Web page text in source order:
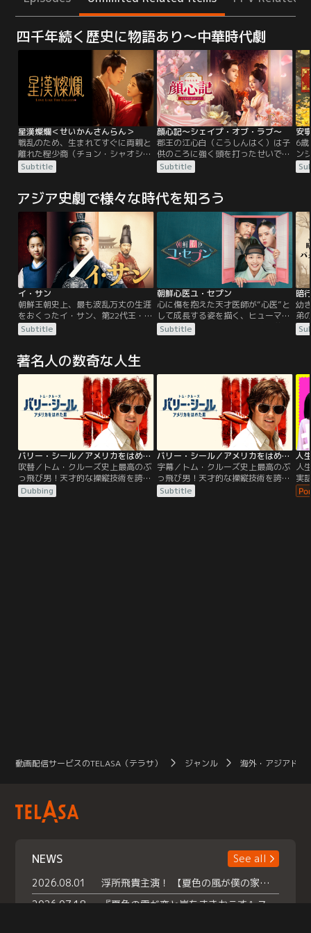
四千年続く歴史に物語あり～中華時代劇
星漢燦爛＜せいかんさんらん＞
戦乱のため、生まれてすぐに両親と
離れた程少商（チョン・シャオシャ
ン）は、母を嫌う祖母と叔母に育て
られ、まともな食事も教育も与えら
の両親が帰還すると聞いた祖母と叔
母は、慌てて程少商を田舎から呼び
戻す。その道中で、賊を追っている
という凌不疑（リン・ブーイー）に
出会った程少商は、その場の機転で
賊の居場所を凌不疑に知らせる。
Subtitle
顔心記～シェイプ・オブ・ラブ～
郡王の江心白（こうしんはく）は子
供のころに強く頭を打ったせいで失
顔症になってしまった。成人して現
在は捕り手の大総捕となった心白
になった原因の薬でもあり毒でもあ
る禁制の“癸草（きそう）”の撲滅に
執念を燃やしていた。そんな中、癸
草の捜査のために赴いた河蛮（かば
ん）の地で、とある事件をきっかけ
に、心白は流しの女性医者・顔南星
（がんなんせい）と知り合う。しか
し、顔南星には人に言えない秘密が
あった。彼女は月経がくると勝手に
老若男女を問わず他人に変身してし
まうのだった。＜失顔症＞と＜変身
能力＞という人には言えない秘密を
抱えた2人は、3度結ばれる数奇な運
Subtitle
安
6
ン
（
任
き
を
女
羅
慎
侍
も
才
の
て
アジア史劇で様々な時代を知ろう
イ・サン
朝鮮王朝史上、最も波乱万丈の生涯
をおくったイ・サン、第22代王・正
祖（チョンジョ）の半生を描くドラ
マ。サンが11歳のとき、王位継承者
されてしまう。父を救えなかった無
念、また最後に父が残した「聖君に
なれ」という言葉を胸に抱き、王位
継承者となったサン。父を陥れた黒
幕とその一派の企てにより…。
Subtitle
朝鮮心医ユ・セプン
心に傷を抱えた天才医師が“心医”と
して成長する姿を描く、ヒューマン
ラブロマンス時代劇！内医院の首席
鍼医ユ・セヨプは、吏曹判書を父に
を死なせてしまう。陰謀を疑い息子
を救おうとしていた父も殺され、セ
ヨプは都を追われることに。絶望の
淵に立たされたセヨプだったが、県
令の娘ソ・ウヌの言葉に救われるの
だった。その後、偶然にも命を絶と
うとするウヌに出くわす。しかし、
王宮でのトラウマによって刺鍼でき
ないセヨプは、ケス医院のケ・ジハ
ンのもとにウヌを連れていく。ジハ
ンは治療費をセヨプに請求するが、
Subtitle
暗
幼
弟
ム
ヨ
御
不
な
ン
隠
い
ム
も…
て
弟
痛
著名人の数奇な人生
バリー・シール／アメリカをはめた男／吹替【トム・クルーズ主演】
吹替／トム・クルーズ史上最高のぶ
っ飛び男！天才的な操縦技術を誇
り、民間航空会社のパイロットとし
て何不自由ない暮しを送っていたバ
Dubbing
バリー・シール／アメリカをはめた男／字幕【トム・クルーズ主演】
字幕／トム・クルーズ史上最高のぶ
っ飛び男！天才的な操縦技術を誇
り、民間航空会社のパイロットとし
て何不自由ない暮しを送っていたバ
Subtitle
人
実
で
に
動画配信サービスのTELASA（テラサ） ジャンル 海外・アジアドラ
NEWS
See all
2026.08.01
浮所飛貴主演！ 【夏色の風が僕の家にやってきた】 本日よりテラサで独占配信スタート！
2026.07.18
『夏色の雲が恋と嵐をまきおこす』スペシャルメイキング 【Part1】2026年７月18日（土）23時30分～配信スタート！話題のシーンの裏側を大公開！豪華キャスト大集合！ 『武宮家 真夏の家族会議』開催！